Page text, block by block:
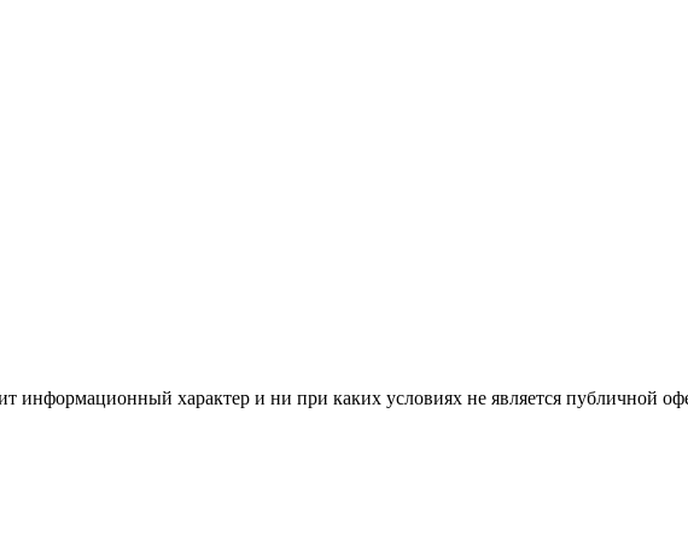
информационный характер и ни при каких условиях не является публичной